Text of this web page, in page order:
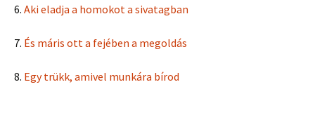
6. Aki eladja a homokot a sivatagban
7. És máris ott a fejében a megoldás
8. Egy trükk, amivel munkára bírod